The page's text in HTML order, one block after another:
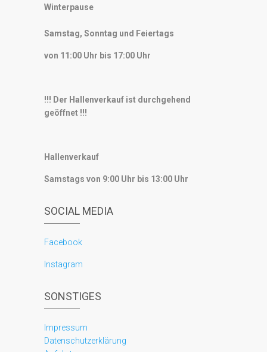
Winterpause
Samstag, Sonntag und Feiertags
von 11:00 Uhr bis 17:00 Uhr
!!! Der Hallenverkauf ist durchgehend
geöffnet !!!
Hallenverkauf
Samstags von 9:00 Uhr bis 13:00 Uhr
SOCIAL MEDIA
Facebook
Instagram
SONSTIGES
Impressum
Datenschutzerklärung